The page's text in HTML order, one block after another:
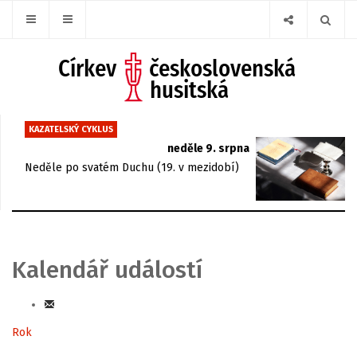
KAZATELSKÝ CYKLUS
neděle 9. srpna
Neděle po svatém Duchu (19. v mezidobí)
Kalendář událostí
Rok